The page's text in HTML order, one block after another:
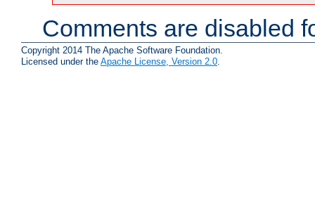
Comments are disabled
Copyright 2014 The Apache Software Foundation.
Licensed under the Apache License, Version 2.0.